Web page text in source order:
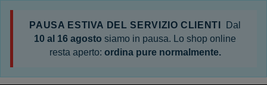
PAUSA ESTIVA DEL SERVIZIO CLIENTI
Dal
10 al 16 agosto siamo in pausa. Lo shop online
resta aperto: ordina pure normalmente.